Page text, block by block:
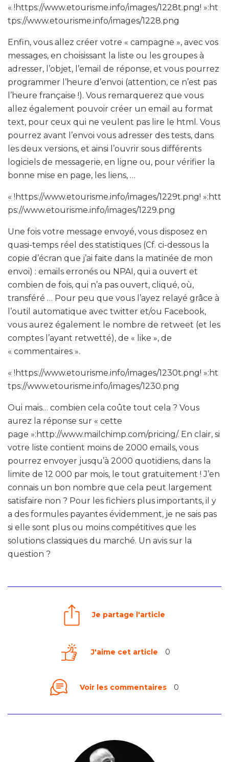
« !https://www.etourisme.info/images/1228t.png! »:ht
tps://www.etourisme.info/images/1228.png
Enfin, vous allez créer votre « campagne », avec vos
messages, en choisissant la liste ou les groupes à
adresser, l’objet, l’email de réponse, et vous pourrez
programmer l’heure d’envoi (attention, ce n’est pas
l’heure française !). Vous remarquerez que vous
allez également pouvoir créer un email au format
text, pour ceux qui ne veulent pas lire le html. Vous
pourrez avant l’envoi vous adresser des tests, dans
les deux versions, et ainsi l’ouvrir sous différents
logiciels de messagerie, en ligne ou, pour vérifier la
bonne mise en page, les liens, …
« !https://www.etourisme.info/images/1229t.png! »:htt
ps://www.etourisme.info/images/1229.png
Une fois votre message envoyé, vous disposez en
quasi-temps réel des statistiques (Cf. ci-dessous la
copie d’écran que j’ai faite dans la matinée de mon
envoi) : emails erronés ou NPAI, qui a ouvert et
combien de fois, qui n’a pas ouvert, cliqué, où,
transféré … Pour peu que vous l’ayez relayé grâce à
l’outil automatique avec twitter et/ou Facebook,
vous aurez également le nombre de retweet (et les
comptes l’ayant retwetté), de « like », de
« commentaires ».
« !https://www.etourisme.info/images/1230t.png! »:ht
tps://www.etourisme.info/images/1230.png
Oui mais… combien cela coûte tout cela ? Vous
aurez la réponse sur « cette
page »:http://www.mailchimp.com/pricing/. En clair, si
votre liste contient moins de 2000 emails, vous
pourrez envoyer jusqu’à 2000 quotidiens, dans la
limite de 12 000 par mois, le tout gratuitement ! J’en
connais un bon nombre que cela peut largement
satisfaire non ? Pour les fichiers plus importants, il y
a des formules payantes évidemment, je ne sais pas
si elle sont plus ou moins compétitives que les
solutions classiques du marché. Un avis sur la
question ?
Je partage l'article
J'aime cet article 0
Voir les commentaires 0